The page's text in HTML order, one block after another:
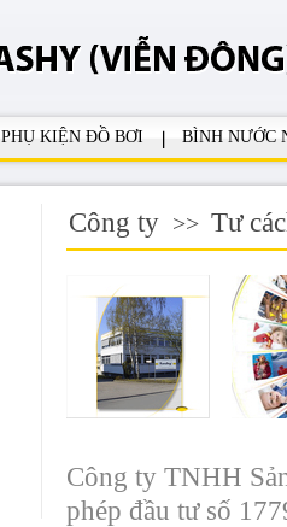
PHỤ KIỆN ĐỒ BƠI BÌNH NƯỚC
Công ty >> Tư
Công ty TNHH
phép đầu tư số